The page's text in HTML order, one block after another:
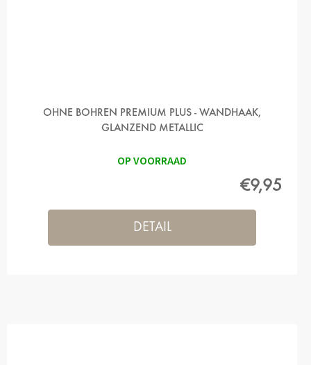
OHNE BOHREN PREMIUM PLUS - WANDHAAK,
GLANZEND METALLIC
OP VOORRAAD
€9,95
DETAIL